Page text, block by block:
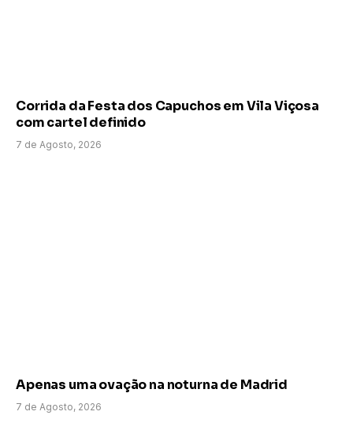
Corrida da Festa dos Capuchos em Vila Viçosa
com cartel definido
7 de Agosto, 2026
Apenas uma ovação na noturna de Madrid
7 de Agosto, 2026